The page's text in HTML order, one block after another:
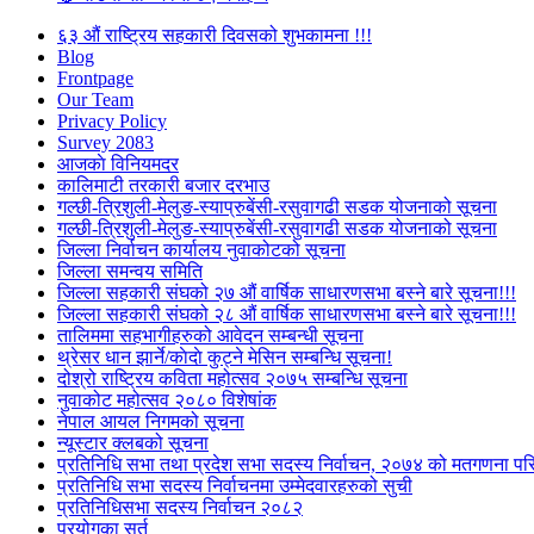
६३ औं राष्ट्रिय सहकारी दिवसको शुभकामना !!!
Blog
Frontpage
Our Team
Privacy Policy
Survey 2083
आजकाे विनियमदर
कालिमाटी तरकारी बजार दरभाउ
गल्छी-त्रिशुली-मेलुङ-स्याप्रुबेंसी-रसुवागढी सडक योजनाको सूचना
गल्छी-त्रिशुली-मेलुङ-स्याप्रुबेंसी-रसुवागढी सडक योजनाको सूचना
जिल्ला निर्वाचन कार्यालय नुवाकोटको सूचना
जिल्ला समन्वय समिति
जिल्ला सहकारी संघको २७ औं वार्षिक साधारणसभा बस्ने बारे सूचना!!!
जिल्ला सहकारी संघको २८ औं वार्षिक साधारणसभा बस्ने बारे सूचना!!!
तालिममा सहभागीहरुको आवेदन सम्बन्धी सूचना
थ्रेसर धान झार्ने/काेदाे कुट्ने मेसिन सम्बन्धि सूचना!
दोश्रो राष्ट्रिय कविता महोत्सव २०७५ सम्बन्धि सूचना
नुवाकोट महोत्सव २०८० विशेषांक
नेपाल आयल निगमको सूचना
न्यूस्टार क्लबको सूचना
प्रतिनिधि सभा तथा प्रदेश सभा सदस्य निर्वाचन, २०७४ को मतगणना
प्रतिनिधि सभा सदस्य निर्वाचनमा उम्मेदवारहरुको सुची
प्रतिनिधिसभा सदस्य निर्वाचन २०८२
प्रयोगका सर्त